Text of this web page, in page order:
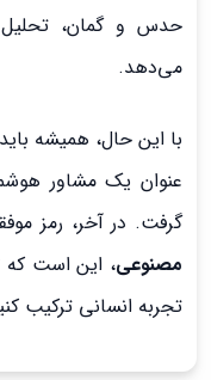
حدس و گمان، تحلیل
می‌دهد.
با این حال، همیشه
عنوان یک مشاور
گرفت. در آخر، رمز
مصنوعی، این است که
تجربه انسانی ترکیب